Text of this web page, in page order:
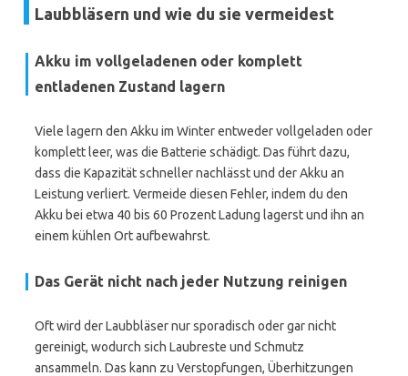
Laubbläsern und wie du sie vermeidest
Akku im vollgeladenen oder komplett
entladenen Zustand lagern
Viele lagern den Akku im Winter entweder vollgeladen oder
komplett leer, was die Batterie schädigt. Das führt dazu,
dass die Kapazität schneller nachlässt und der Akku an
Leistung verliert. Vermeide diesen Fehler, indem du den
Akku bei etwa 40 bis 60 Prozent Ladung lagerst und ihn an
einem kühlen Ort aufbewahrst.
Das Gerät nicht nach jeder Nutzung reinigen
Oft wird der Laubbläser nur sporadisch oder gar nicht
gereinigt, wodurch sich Laubreste und Schmutz
ansammeln. Das kann zu Verstopfungen, Überhitzungen